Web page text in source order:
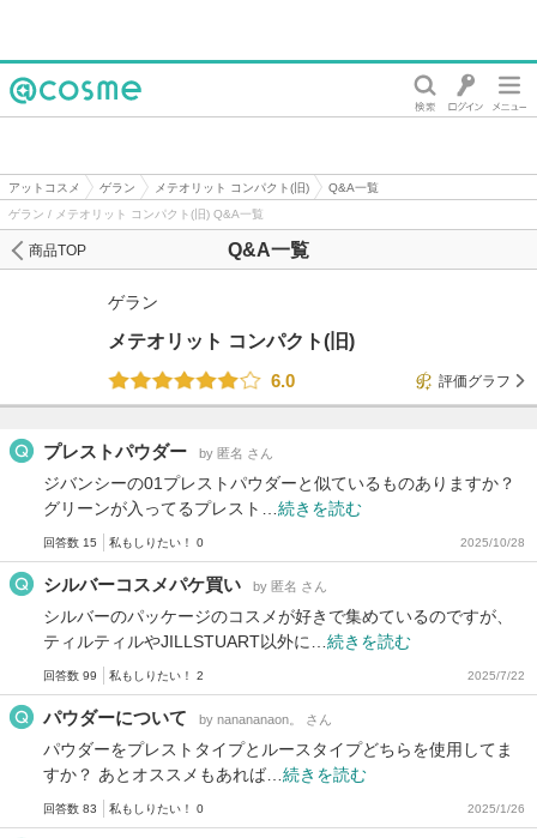
アットコスメ ゲラン メテオリット コンパクト(旧)
Q&A一覧
ゲラン / メテオリット コンパクト(旧) Q&A一覧
Q&A一覧
商品TOP
ゲラン
メテオリット コンパクト(旧)
6.0
評価グラフ
プレストパウダー by 匿名 さん
ジバンシーの01プレストパウダーと似ているものありますか？
グリーンが入ってるプレスト… 続きを読む
回答数 15 私もしりたい！ 0 2025/10/28
シルバーコスメパケ買い by 匿名 さん
シルバーのパッケージのコスメが好きで集めているのですが、
ティルティルやJILLSTUART以外に… 続きを読む
回答数 99 私もしりたい！ 2 2025/7/22
パウダーについて by nanananaon。 さん
パウダーをプレストタイプとルースタイプどちらを使用してま
すか？ あとオススメもあれば… 続きを読む
回答数 83 私もしりたい！ 0 2025/1/26